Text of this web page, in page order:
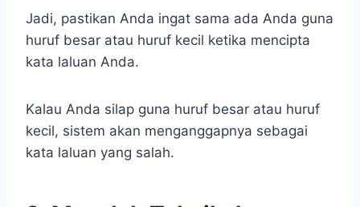
Jadi, pastikan Anda ingat sama ada Anda guna
huruf besar atau huruf kecil ketika mencipta
kata laluan Anda.
Kalau Anda silap guna huruf besar atau huruf
kecil, sistem akan menganggapnya sebagai
kata laluan yang salah.